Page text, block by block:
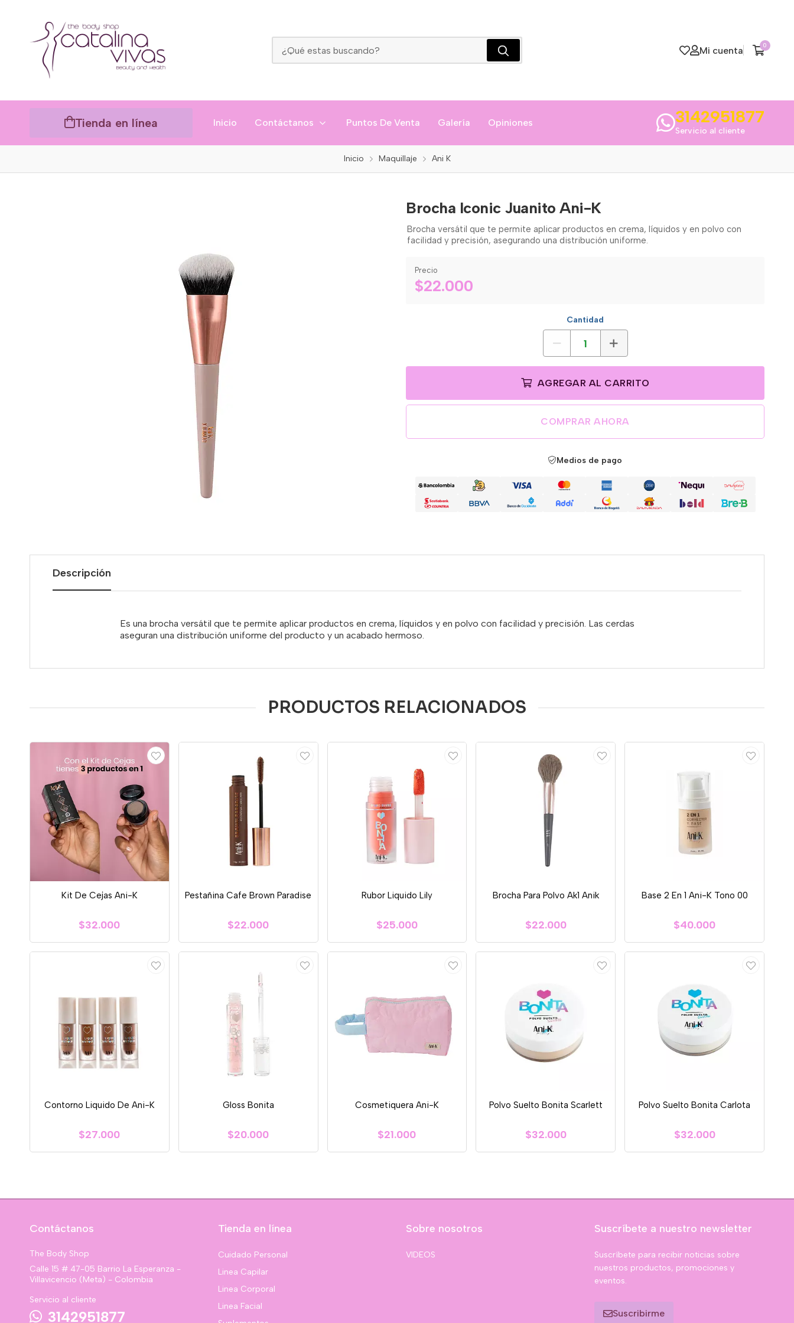
Mi cuenta 0
Tienda en línea Inicio Contáctanos Puntos De Venta Galería Opiniones 3142951877
Servicio al cliente
Inicio Maquillaje Ani K
Brocha Iconic Juanito Ani-K
Brocha versátil que te permite aplicar productos en crema, líquidos y en polvo con
facilidad y precisión, asegurando una distribución uniforme.
Precio
$22.000
Cantidad
AGREGAR AL CARRITO
COMPRAR AHORA
Medios de pago
Descripción
Es una brocha versátil que te permite aplicar productos en crema, líquidos y en polvo con facilidad y precisión. Las cerdas
aseguran una distribución uniforme del producto y un acabado hermoso.
PRODUCTOS RELACIONADOS
Kit De Cejas Ani-K
$32.000
Pestañina Cafe Brown Paradise
$22.000
Rubor Liquido Lily
$25.000
Brocha Para Polvo Ak1 Anik
$22.000
Base 2 En 1 Ani-K Tono 00
$40.000
Contorno Liquido De Ani-K
$27.000
Gloss Bonita
$20.000
Cosmetiquera Ani-K
$21.000
Polvo Suelto Bonita Scarlett
$32.000
Polvo Suelto Bonita Carlota
$32.000
Contáctanos
The Body Shop
Calle 15 # 47-05 Barrio La Esperanza -
Villavicencio (Meta) - Colombia
Servicio al cliente
3142951877
Tienda en línea
Cuidado Personal
Linea Capilar
Linea Corporal
Linea Facial
Sobre nosotros
VIDEOS
Suscríbete a nuestro newsletter
Suscríbete para recibir noticias sobre
nuestros productos, promociones y
eventos.
Suscribirme